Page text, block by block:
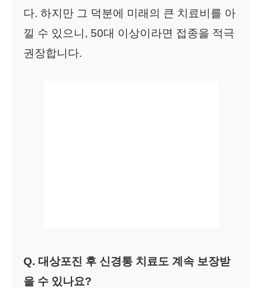
다. 하지만 그 덕분에 미래의 큰 치료비를 아
낄 수 있으니, 50대 이상이라면 접종을 적극
권장합니다.
Q. 대상포진 후 신경통 치료도 계속 보장받
을 수 있나요?